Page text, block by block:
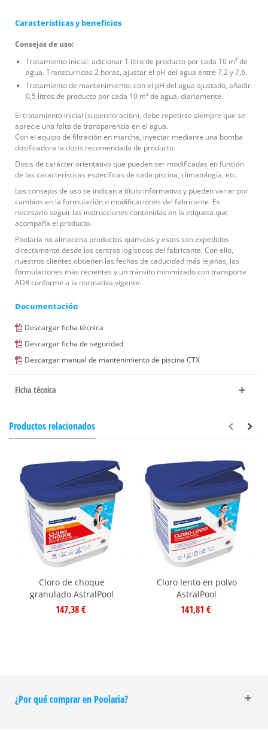
Características y beneficios
Consejos de uso:
Tratamiento inicial: adicionar 1 litro de producto por cada 10 m³ de
agua. Transcurridas 2 horas, ajustar el pH del agua entre 7,2 y 7,6.
Tratamiento de mantenimiento: con el pH del agua ajustado, añadir
0,5 litros de producto por cada 10 m³ de agua, diariamente.
El tratamiento inicial (supercloración), debe repetirse siempre que se
aprecie una falta de transparencia en el agua.
Con el equipo de filtración en marcha, inyectar mediante una bomba
dosificadora la dosis recomendada de producto.
Dosis de carácter orientativo que pueden ser modificadas en función
de las características específicas de cada piscina, climatología, etc.
Los consejos de uso se indican a título informativo y pueden variar por
cambios en la formulación o modificaciones del fabricante. Es
necesario seguir las instrucciones contenidas en la etiqueta que
acompaña el producto.
Poolaria no almacena productos químicos y estos son expedidos
directamente desde los centros logísticos del fabricante. Con ello,
nuestros clientes obtienen las fechas de caducidad más lejanas, las
formulaciones más recientes y un tránsito minimizado con transporte
ADR conforme a la normativa vigente.
Documentación
Descargar ficha técnica
Descargar ficha de seguridad
Descargar manual de mantenimiento de piscina CTX
Ficha técnica
Productos relacionados
Cloro de choque
granulado AstralPool
147,38 €
Cloro lento en polvo
AstralPool
141,81 €
¿Por qué comprar en Poolaria?